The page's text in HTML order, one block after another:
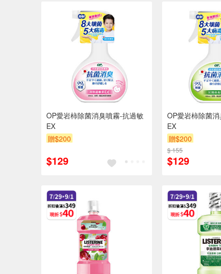
OP愛岩柿除菌消臭噴霧-抗過敏
EX
贈$200
$129
OP愛岩柿除菌
EX
贈$200
$ 155
$129